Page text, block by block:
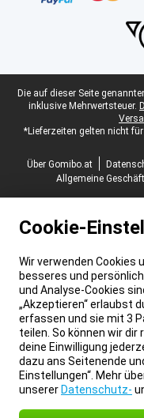
Juristische Fußzeile
Die auf dieser Seite
inklusive Mehrwertsteuer.
*Lieferzeiten gelten nicht
Über Gomibo.at
Allgemeine
Cookie-
Wir verwenden Cookies
besseres und
und Analyse-Cookies
„Akzeptieren“ erlaubst
erfassen und sie mit 3
teilen. So können wir dir
deine Einwilligung
dazu ans Seitenende
Einstellungen“. Mehr
unserer Datenschutz-